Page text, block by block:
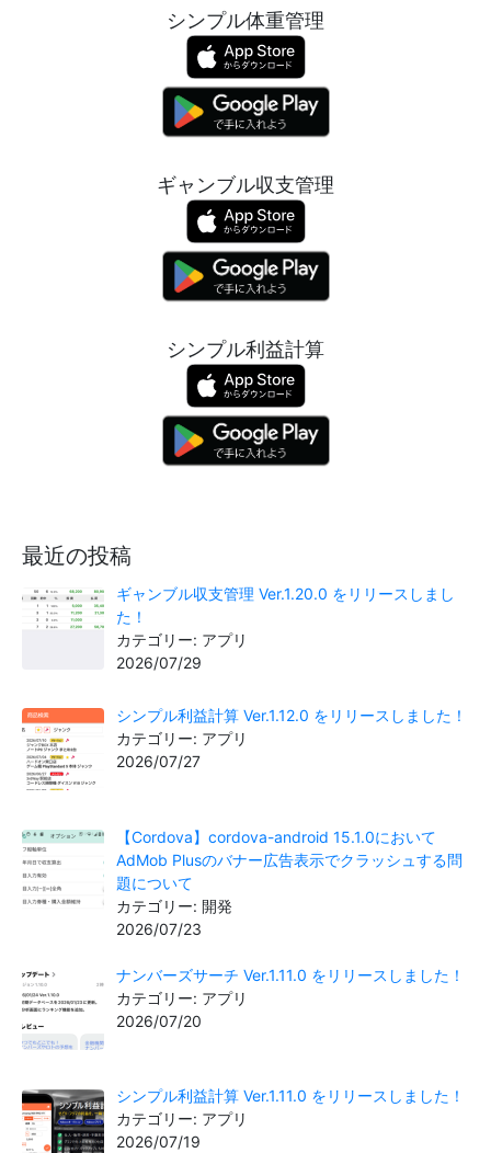
シンプル体重管理
ギャンブル収支管理
シンプル利益計算
最近の投稿
ギャンブル収支管理 Ver.1.20.0 をリリースしまし
た！
カテゴリー: アプリ
2026/07/29
シンプル利益計算 Ver.1.12.0 をリリースしました！
カテゴリー: アプリ
2026/07/27
【Cordova】cordova-android 15.1.0において
AdMob Plusのバナー広告表示でクラッシュする問
題について
カテゴリー: 開発
2026/07/23
ナンバーズサーチ Ver.1.11.0 をリリースしました！
カテゴリー: アプリ
2026/07/20
シンプル利益計算 Ver.1.11.0 をリリースしました！
カテゴリー: アプリ
2026/07/19